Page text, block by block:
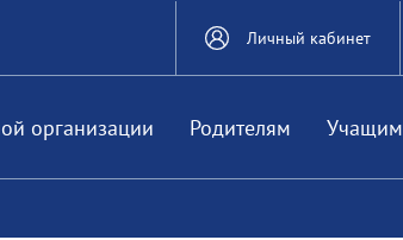
Личный кабинет
организации Родителям